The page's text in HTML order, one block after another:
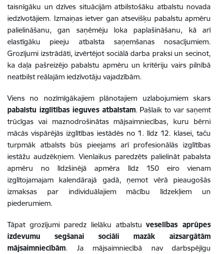
taisnīgāku un dzīves situācijām atbilstošāku atbalstu novada
iedzīvotājiem. Izmaiņas ietver gan atsevišķu pabalstu apmēru
palielināšanu, gan saņēmēju loka paplašināšanu, kā arī
elastīgāku pieeju atbalsta saņemšanas nosacījumiem.
Grozījumi izstrādāti, izvērtējot sociālā darba praksi un secinot,
ka daļa pašreizējo pabalstu apmēru un kritēriju vairs pilnībā
neatbilst reālajām iedzīvotāju vajadzībām.
Viens no nozīmīgākajiem plānotajiem uzlabojumiem skars
pabalstu izglītības ieguves atbalstam. Pašlaik to var saņemt
trūcīgas vai maznodrošinātas mājsaimniecības, kuru bērni
mācās vispārējās izglītības iestādēs no 1. līdz 12. klasei, taču
turpmāk atbalsts būs pieejams arī profesionālās izglītības
iestāžu audzēkņiem. Vienlaikus paredzēts palielināt pabalsta
apmēru no līdzšinējā apmēra līdz 150 eiro vienam
izglītojamajam kalendārajā gadā, ņemot vērā pieaugošās
izmaksas par individuālajiem mācību līdzekļiem un
piederumiem.
Tāpat grozījumi paredz lielāku atbalstuveselības aprūpes
izdevumu segšanai sociāli mazāk aizsargātām
mājsaimniecībām. Ja mājsaimniecībā nav darbspējīgu